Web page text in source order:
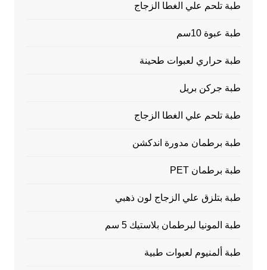
طبة تلحم علي الغطا الزجاج
طبة عبوة 10سم
طبة حراري لعبوات طحينة
طبة جركن بريل
طبة تلحم علي الغطا الزجاج
طبة برطمان مدورة اندكشن
طبة برطمان PET
طبة بتلزق علي الزجاج لون ذهبي
طبة المونيا لبرطمان بلاستيك 5 سم
طبة ألمنيوم لعبوات طبية